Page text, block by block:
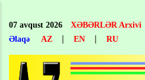
main
content
07 avqust 2026 XƏBƏRLƏR Arxivi
Əlaqə
AZ | EN | RU